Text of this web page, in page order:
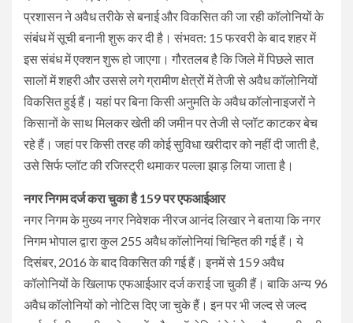
प्रशासन ने अवैध तरीके से बनाई और विकसित की जा रही कॉलोनियों के
संबंध में सूची बनानी शुरू कर दी है। संभवत: 15 फरवरी के बाद शहर में
इस संबंध में एक्शन शुरू हो जाएगा। गौरतलब है कि जिले में पिछले सात
सालों में शहरी और उससे लगे ग्रामीण क्षेत्रों में तेजी से अवैध कॉलोनियों
विकसित हुई हैं। यहां पर बिना किसी अनुमति के अवैध कॉलोनाइजरों ने
किसानों के साथ मिलकर खेती की जमीन पर तेजी से प्लॉट काटकर बेच
रहे हैं। जहां पर किसी तरह की कोई सुविधा खरीदार को नहीं दी जाती है,
उसे सिर्फ प्लॉट की रजिस्ट्री थमाकर पल्ला झाड़ लिया जाता है।
नगर निगम दर्ज करा चुका है 159 पर एफआईआर
नगर निगम के मुख्य नगर निवेशक नीरज आनंद लिखार ने बताया कि नगर
निगम भोपाल द्वारा कुल 255 अवैध कॉलोनियां चिन्हित की गई हैं। ये
दिसंबर, 2016 के बाद विकसित की गई हैं। इनमें से 159 अवैध
कॉलोनियों के खिलाफ एफआईआर दर्ज कराई जा चुकी हैं। बाकि अन्य 96
अवैध कॉलोनियों को नोटिस दिए जा चुके हैं। इन पर भी जल्द से जल्द